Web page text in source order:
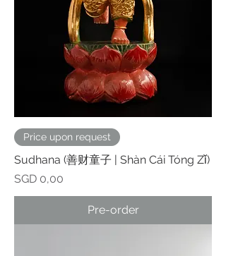
Price upon request
Sudhana (善财童子 | Shàn Cái Tóng Zǐ)
Prijs
SGD 0,00
Pre-order